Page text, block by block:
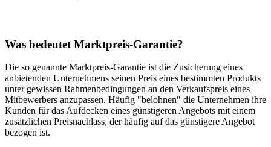
Was bedeutet Marktpreis-Garantie?
Die so genannte Marktpreis-Garantie ist die Zusicherung eines
anbietenden Unternehmens seinen Preis eines bestimmten Produkts
unter gewissen Rahmenbedingungen an den Verkaufspreis eines
Mitbewerbers anzupassen. Häufig "belohnen" die Unternehmen ihre
Kunden für das Aufdecken eines günstigeren Angebots mit einem
zusätzlichen Preisnachlass, der häufig auf das günstigere Angebot
bezogen ist.